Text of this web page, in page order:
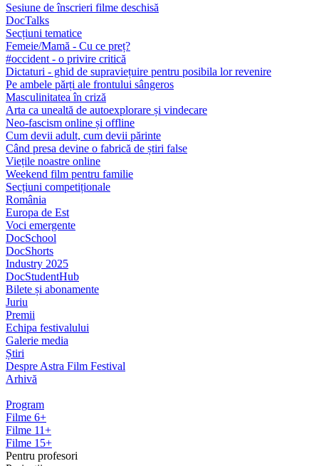
Sesiune de înscrieri filme deschisă
DocTalks
Secțiuni tematice
Femeie/Mamă - Cu ce preț?
#occident - o privire critică
Dictaturi - ghid de supraviețuire pentru posibila lor revenire
Pe ambele părți ale frontului sângeros
Masculinitatea în criză
Arta ca unealtă de autoexplorare și vindecare
Neo-fascism online și offline
Cum devii adult, cum devii părinte
Când presa devine o fabrică de știri false
Viețile noastre online
Weekend film pentru familie
Secțiuni competiționale
România
Europa de Est
Voci emergente
DocSchool
DocShorts
Industry 2025
DocStudentHub
Bilete și abonamente
Juriu
Premii
Echipa festivalului
Galerie media
Știri
Despre Astra Film Festival
Arhivă
Program
Filme 6+
Filme 11+
Filme 15+
Pentru profesori